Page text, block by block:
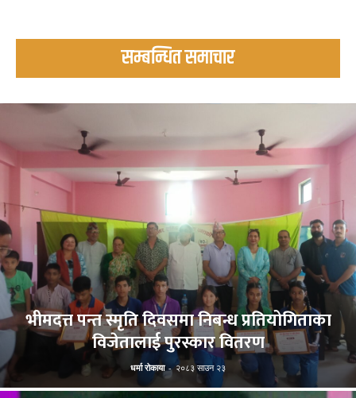
सम्बन्धित समाचार
भीमदत्त पन्त स्मृति दिवसमा निबन्ध प्रतियोगिताका
विजेतालाई पुरस्कार वितरण
धर्मा रोकाया - २०८३ साउन २३